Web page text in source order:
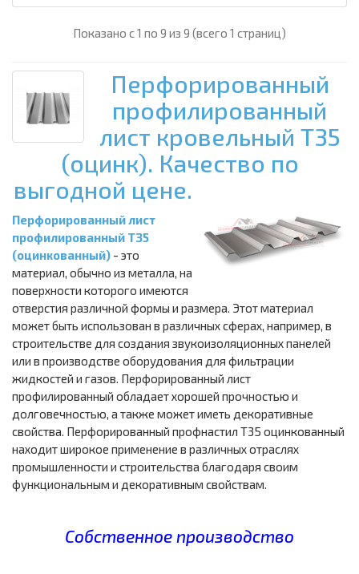
Показано с 1 по 9 из 9 (всего 1 страниц)
Перфорированный
профилированный
лист кровельный Т35
(оцинк). Качество по
выгодной цене.
Перфорированный лист
профилированный Т35
(оцинкованный) - это
материал, обычно из металла, на
поверхности которого имеются
отверстия различной формы и размера. Этот материал
может быть использован в различных сферах, например, в
строительстве для создания звукоизоляционных панелей
или в производстве оборудования для фильтрации
жидкостей и газов. Перфорированный лист
профилированный обладает хорошей прочностью и
долговечностью, а также может иметь декоративные
свойства. Перфорированный профнастил Т35 оцинкованный
находит широкое применение в различных отраслях
промышленности и строительства благодаря своим
функциональным и декоративным свойствам.
Собственное производство